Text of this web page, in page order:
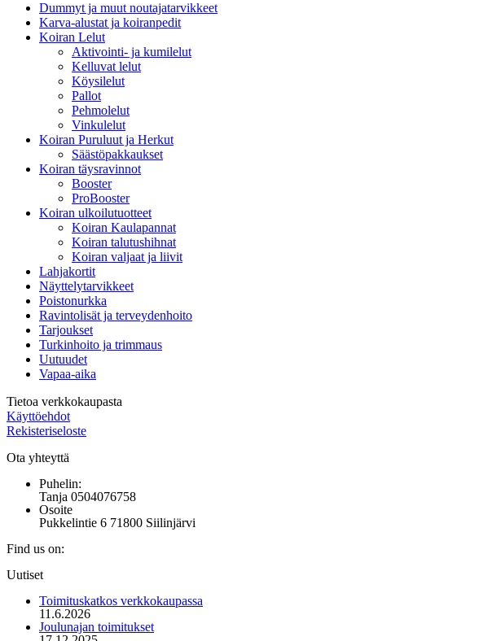
Dummyt ja muut noutajatarvikkeet
Karva-alustat ja koiranpedit
Koiran Lelut
Aktivointi- ja kumilelut
Kelluvat lelut
Köysilelut
Pallot
Pehmolelut
Vinkulelut
Koiran Puruluut ja Herkut
Säästöpakkaukset
Koiran täysravinnot
Booster
ProBooster
Koiran ulkoilutuotteet
Koiran Kaulapannat
Koiran talutushihnat
Koiran valjaat ja liivit
Lahjakortit
Näyttelytarvikkeet
Poistonurkka
Ravintolisät ja terveydenhoito
Tarjoukset
Turkinhoito ja trimmaus
Uutuudet
Vapaa-aika
Tietoa verkkokaupasta
Käyttöehdot
Rekisteriseloste
Ota yhteyttä
Puhelin:
Tanja 0504076758
Osoite
Pukkelintie 6 71800 Siilinjärvi
Find us on:
Mail
opens
new
Uutiset
Toimituskatkos verkkokaupassa
11.6.2026
Joulunajan toimitukset